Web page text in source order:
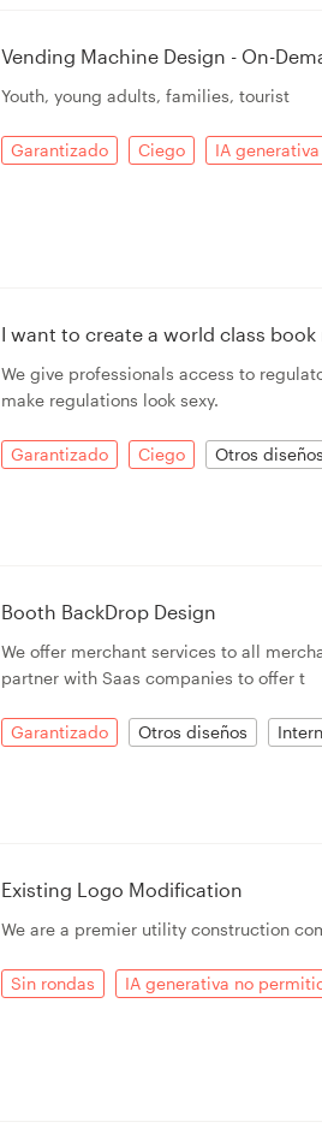
Vending Machine Design - On-
Youth, young adults, families, tourist
Garantizado Ciego IA
I want to create a world class book
We give professionals access to
make regulations look sexy.
Garantizado Ciego Otros diseños
Booth BackDrop Design
We offer merchant services to all
partner with Saas companies to offer t
Garantizado Otros diseños
Existing Logo Modification
We are a premier utility construction
Sin rondas IA generativa no